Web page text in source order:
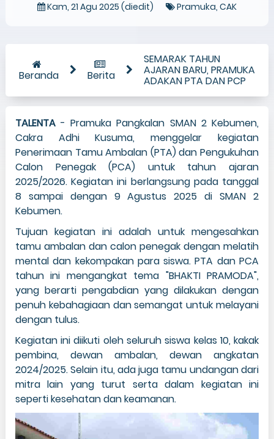
Kam, 21 Agu 2025 (diedit)
Pramuka CAK
Beranda Berita
SEMARAK TAHUN
AJARAN BARU, PRAMUKA
ADAKAN PTA DAN PCP
TALENTA- Pramuka Pangkalan SMAN 2 Kebumen,
Cakra Adhi Kusuma, menggelar kegiatan
Penerimaan Tamu Ambalan (PTA) dan Pengukuhan
Calon Penegak (PCA) untuk tahun ajaran
2025/2026. Kegiatan ini berlangsung pada tanggal
8 sampai dengan 9 Agustus 2025 di SMAN 2
Kebumen.
Tujuan kegiatan ini adalah untuk mengesahkan
tamu ambalan dan calon penegak dengan melatih
mental dan kekompakan para siswa. PTA dan PCA
tahun ini mengangkat tema "BHAKTI PRAMODA",
yang berarti pengabdian yang dilakukan dengan
penuh kebahagiaan dan semangat untuk melayani
dengan tulus.
Kegiatan ini diikuti oleh seluruh siswa kelas 10, kakak
pembina, dewan ambalan, dewan angkatan
2024/2025. Selain itu, ada juga tamu undangan dari
mitra lain yang turut serta dalam kegiatan ini
seperti kesehatan dan keamanan.